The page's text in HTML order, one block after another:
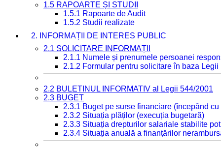
1.5 RAPOARTE ȘI STUDII
1.5.1 Rapoarte de Audit
1.5.2 Studii realizate
2. INFORMAȚII DE INTERES PUBLIC
2.1 SOLICITARE INFORMAȚII
2.1.1 Numele și prenumele persoanei
2.1.2 Formular pentru solicitare în baza Legii
2.2 BULETINUL INFORMATIV al Legii 544/2001
2.3 BUGET
2.3.1 Buget pe surse financiare (începând
2.3.2 Situația plăților (execuția bugetară)
2.3.3 Situația drepturilor salariale stabilite
2.3.4 Situația anuală a finanțărilor